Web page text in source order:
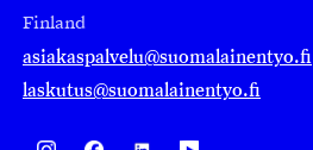
Finland
asiakaspalvelu@suomalainentyo.fi
laskutus@suomalainentyo.fi